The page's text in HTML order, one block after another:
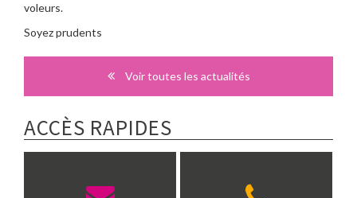
voleurs.
Soyez prudents
Voir toutes les actualités
ACCÈS RAPIDES